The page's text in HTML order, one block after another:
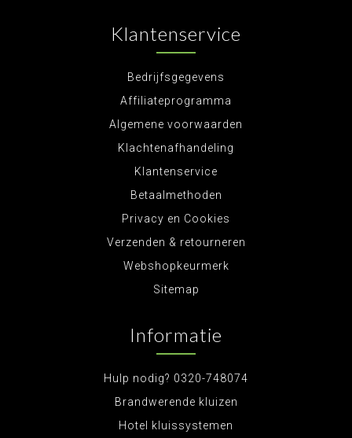
Klantenservice
Bedrijfsgegevens
Affiliateprogramma
Algemene voorwaarden
Klachtenafhandeling
Klantenservice
Betaalmethoden
Privacy en Cookies
Verzenden & retourneren
Webshopkeurmerk
Sitemap
Informatie
Hulp nodig? 0320-748074
Brandwerende kluizen
Hotel kluissystemen